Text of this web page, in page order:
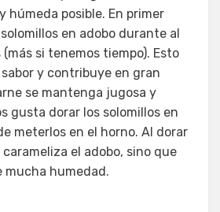
húmeda posible. En primer
en adobo durante al
si tenemos tiempo). Esto
y contribuye en gran
se mantenga jugosa y
gusta dorar los solomillos en
meterlos en el horno. Al dorar
el adobo, sino que
mucha humedad.